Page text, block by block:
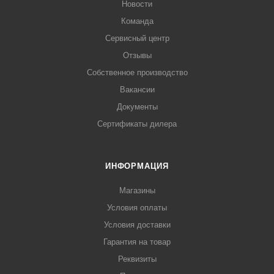
Новости
Команда
Сервисный центр
Отзывы
Собственное производство
Вакансии
Документы
Сертификаты дилера
ИНФОРМАЦИЯ
Магазины
Условия оплаты
Условия доставки
Гарантия на товар
Реквизиты